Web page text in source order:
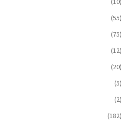
(55)
(75)
(12)
(20)
(5)
(2)
(182)